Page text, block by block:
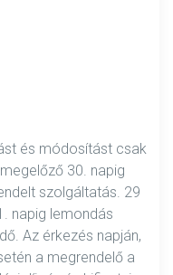
és módosítást csak
30. napig
szolgáltatás. 29
napig lemondás
Az érkezés napján,
a megrendelő a